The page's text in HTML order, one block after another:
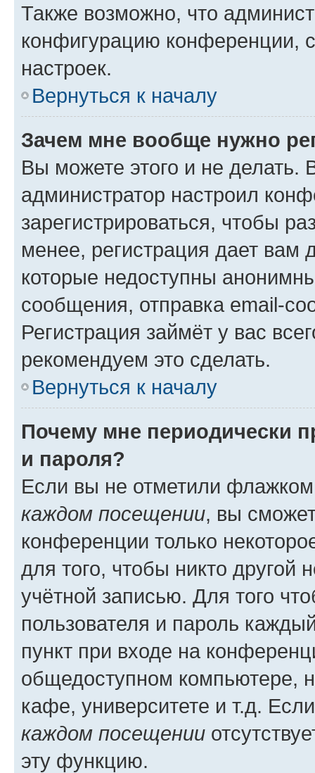
Также возможно, что
конфигурацию конференции,
настроек.
Вернуться к началу
Зачем мне вообще нужно
Вы можете этого и не делать.
администратор настроил
зарегистрироваться, чтобы
менее, регистрация дает вам
которые недоступны
сообщения, отправка email-
Регистрация займёт у вас
рекомендуем это сделать.
Вернуться к началу
Почему мне периодически
и пароля?
Если вы не отметили
каждом посещении, вы
конференции только
для того, чтобы никто другой
учётной записью. Для того
пользователя и пароль
пункт при входе на
общедоступном компьютере,
кафе, университете и т.д.
каждом посещении
эту функцию.